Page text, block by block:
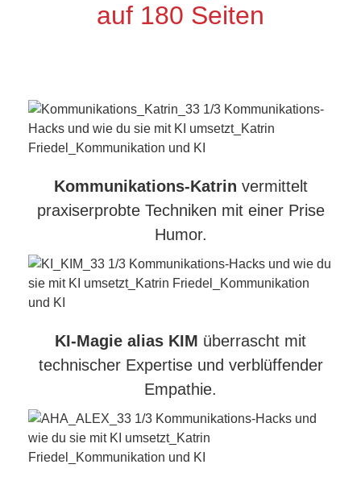
auf 180 Seiten
Kommunikations-Katrin vermittelt
praxiserprobte Techniken mit einer Prise
Humor.
KI-Magie alias KIM überrascht mit
technischer Expertise und verblüffender
Empathie.